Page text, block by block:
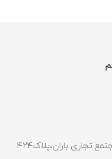
تجاری باران،پلاک۴۲۴